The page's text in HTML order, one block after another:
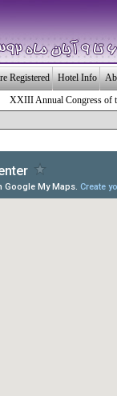
Registered Hotel Info
Annual Congress of the